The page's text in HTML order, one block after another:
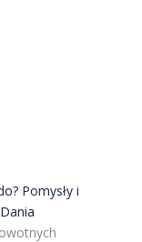
Pomysły i